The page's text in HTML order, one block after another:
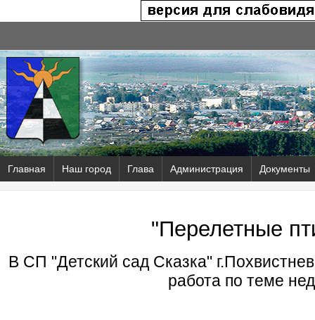
Главная Наш город Глава Администрация Документы
"Перелетные
В СП "Детский сад Сказка"
работа по теме